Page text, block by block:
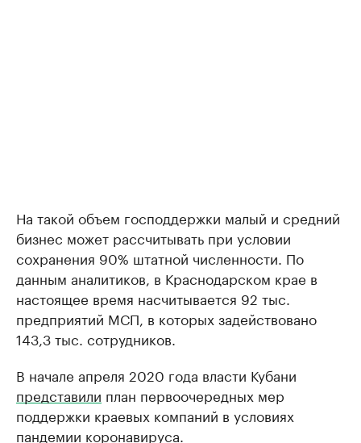
На такой объем господдержки малый и средний
бизнес может рассчитывать при условии
сохранения 90% штатной численности. По
данным аналитиков, в Краснодарском крае в
настоящее время насчитывается 92 тыс.
предприятий МСП, в которых задействовано
143,3 тыс. сотрудников.
В начале апреля 2020 года власти Кубани
представили план первоочередных мер
поддержки краевых компаний в условиях
пандемии коронавируса.